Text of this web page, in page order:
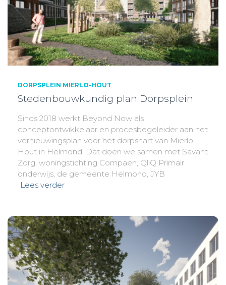
DORPSPLEIN MIERLO-HOUT
Stedenbouwkundig plan Dorpsplein
Sinds 2018 werkt Beyond Now als
conceptontwikkelaar en procesbegeleider aan het
vernieuwingsplan voor het dorpshart van Mierlo-
Hout in Helmond. Dat doen we samen met Savant
Zorg, woningstichting Compaen, QliQ Primair
onderwijs, de gemeente Helmond, JYB
Lees verder